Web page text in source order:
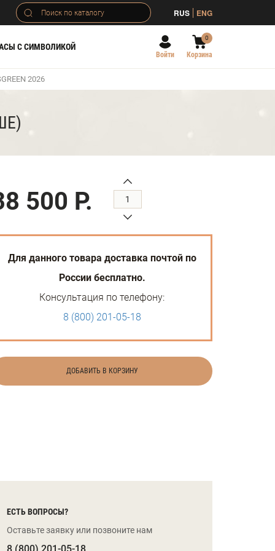
RUS ENG
С СИМВОЛИКОЙ
Войти
0
Корзина
2026
500 Р.
Для данного товара доставка почтой по
России бесплатно.
Консультация по телефону:
8 (800) 201-05-18
ДОБАВИТЬ В КОРЗИНУ
ЕСТЬ ВОПРОСЫ?
Оставьте заявку или позвоните нам